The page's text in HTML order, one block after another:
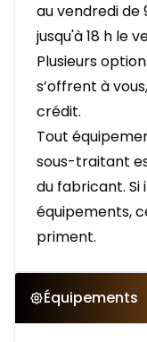
au vendredi de
jusqu'à 18 h le
Plusieurs
s’offrent à
crédit.
Tout
sous-traitant
du fabricant. Si
équipements,
priment.
Équipements